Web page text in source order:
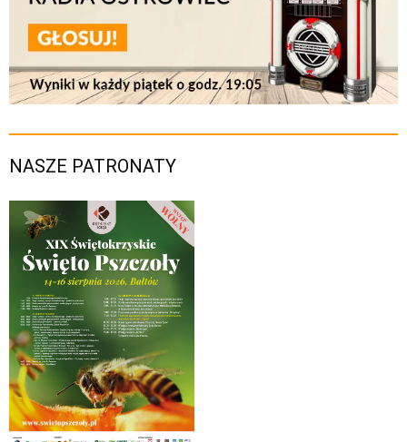
NASZE PATRONATY